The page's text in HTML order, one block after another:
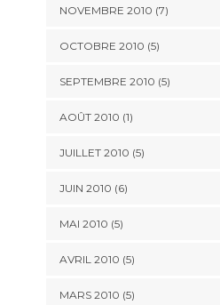
NOVEMBRE 2010 (7)
OCTOBRE 2010 (5)
SEPTEMBRE 2010 (5)
AOÛT 2010 (1)
JUILLET 2010 (5)
JUIN 2010 (6)
MAI 2010 (5)
AVRIL 2010 (5)
MARS 2010 (5)